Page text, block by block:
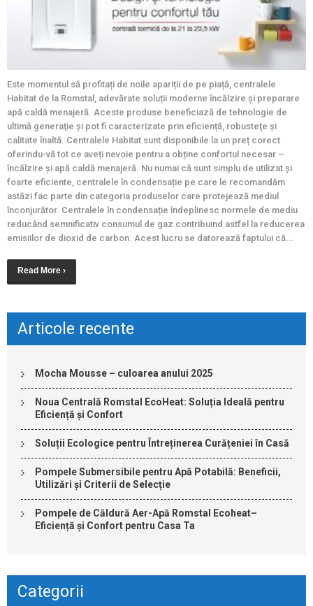
Este momentul să profitați de noile apariții de pe piață, centralele
Habitat de la Romstal, adevărate soluții moderne încălzire şi preparare
apă caldă menajeră. Aceste produse beneficiază de tehnologie de
ultimă generaţie și pot fi caracterizate prin eficiență, robusteţe și
calitate înaltă. Centralele Habitat sunt disponibile la un preț corect
oferindu-vă tot ce aveți nevoie pentru a obține confortul necesar –
încălzire şi apă caldă menajeră. Nu numai că sunt simplu de utilizat și
foarte eficiente, centralele în condensație pe care le recomandăm
astăzi fac parte din categoria produselor care protejează mediul
înconjurător. Centralele în condensație îndeplinesc normele de mediu
reducând semnificativ consumul de gaz contribuind astfel la reducerea
emisiilor de dioxid de carbon. Acest lucru se datorează faptului că...
Read More ›
Articole recente
Mocha Mousse – culoarea anului 2025
Noua Centrală Romstal EcoHeat: Soluția Ideală pentru
Eficiență și Confort
Soluții Ecologice pentru Întreținerea Curățeniei în Casă
Pompele Submersibile pentru Apă Potabilă: Beneficii,
Utilizări și Criterii de Selecție
Pompele de Căldură Aer-Apă Romstal Ecoheat–
Eficiență și Confort pentru Casa Ta
Categorii